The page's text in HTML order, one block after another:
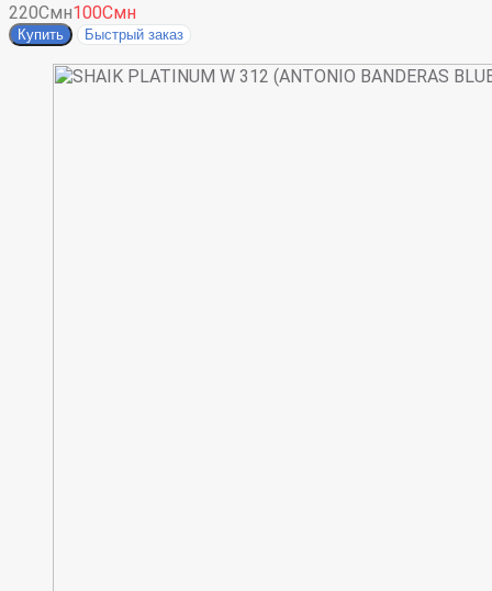
220Смн100Смн
Купить Быстрый заказ